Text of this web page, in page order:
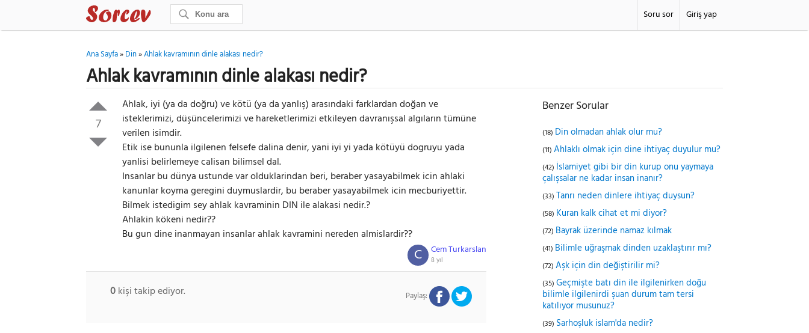
Giriş yap
Soru sor
Ana Sayfa»Din»Ahlak kavramının dinle alakası nedir?
Ahlak kavramının dinle alakası nedir?
7
Ahlak, iyi (ya da doğru) ve kötü (ya da yanlış) arasındaki farklardan doğan ve
isteklerimizi, düşüncelerimizi ve hareketlerimizi etkileyen davranışsal algıların tümüne
verilen isimdir.
Etik ise bununla ilgilenen felsefe dalina denir, yani iyi yi yada kötüyü dogruyu yada
yanlisi belirlemeye calisan bilimsel dal.
Insanlar bu dünya ustunde var olduklarindan beri, beraber yasayabilmek icin ahlaki
kanunlar koyma geregini duymuslardir, bu beraber yasayabilmek icin mecburiyettir.
Bilmek istedigim sey ahlak kavraminin DIN ile alakasi nedir.?
Ahlakin kökeni nedir??
Bu gun dine inanmayan insanlar ahlak kavramini nereden almislardir??
Cem Turkarslan
8 yıl
C
0kişi takip ediyor. Paylaş:
Benzer Sorular
(18) Din olmadan ahlak olur mu?
(11) Ahlaklı olmak için dine ihtiyaç duyulur mu?
(42) İslamiyet gibi bir din kurup onu yaymaya
çalışsalar ne kadar insan inanır?
(33) Tanrı neden dinlere ihtiyaç duysun?
(58) Kuran kalk cihat et mi diyor?
(72) Bayrak üzerinde namaz kılmak
(41) Bilimle uğraşmak dinden uzaklaştırır mı?
(72) Aşk için din değiştirilir mi?
(35) Geçmişte batı din ile ilgilenirken doğu
bilimle ilgilenirdi şuan durum tam tersi
katılıyor musunuz?
(39) Sarhoşluk islam'da nedir?